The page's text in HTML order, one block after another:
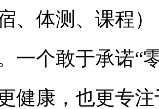
、体测、课程
一个敢于承诺“
健康，也更专